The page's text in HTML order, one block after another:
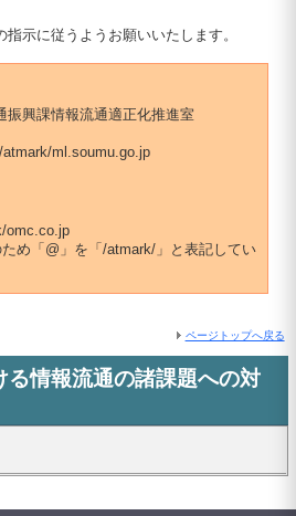
示に従うようお願いいたします。
振興課情報流通適正化推進室
ml.soumu.go.jp
omc.co.jp
め「@」を「/atmark/」と表記してい
ページトップへ戻る
る情報流通の諸課題への対